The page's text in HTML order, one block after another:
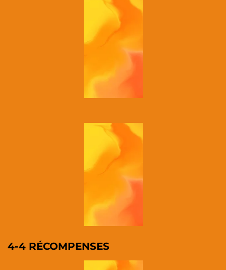
4-4 RÉCOMPENSES